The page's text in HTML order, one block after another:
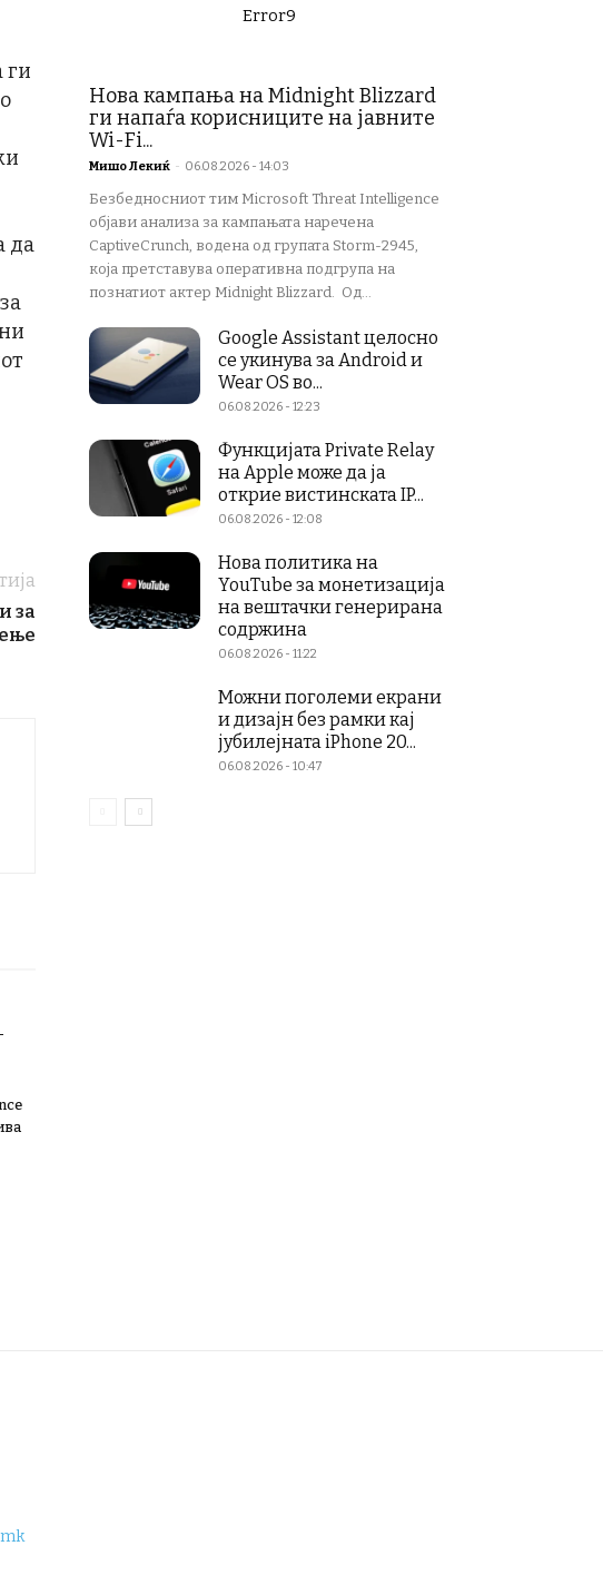
ги
да
за
Error9
Нова кампања на Midnight Blizzard
ги напаѓа корисниците на јавните
Wi-Fi...
Мишо Лекиќ - 06.08.2026 - 14:03
Безбедносниот тим Microsoft Threat Intelligence
објави анализа за кампањата наречена
CaptiveCrunch, водена од групата Storm-2945,
која претставува оперативна подгрупа на
познатиот актер Midnight Blizzard. Од...
Google Assistant целосно
се укинува за Android и
Wear OS во...
06.08.2026 - 12:23
Функцијата Private Relay
на Apple може да ја
открие вистинската IP...
06.08.2026 - 12:08
Нова политика на
YouTube за монетизација
на вештачки генерирана
содржина
06.08.2026 - 11:22
Можни поголеми екрани
и дизајн без рамки кај
јубилејната iPhone 20...
06.08.2026 - 10:47